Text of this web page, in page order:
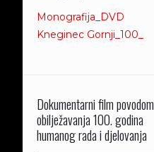
Monografija_DVD
Kneginec Gornji_100_
Dokumentarni film povodom
obilježavanja 100. godina
humanog rada i djelovanja